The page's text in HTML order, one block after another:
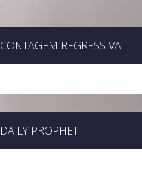
CONTAGEM REGRESSIVA
DAILY PROPHET